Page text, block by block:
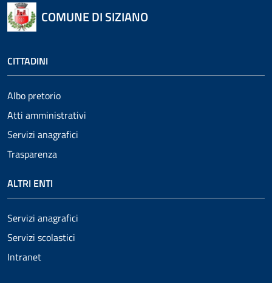
COMUNE DI SIZIANO
CITTADINI
Albo pretorio
Atti amministrativi
Servizi anagrafici
Trasparenza
ALTRI ENTI
Servizi anagrafici
Servizi scolastici
Intranet